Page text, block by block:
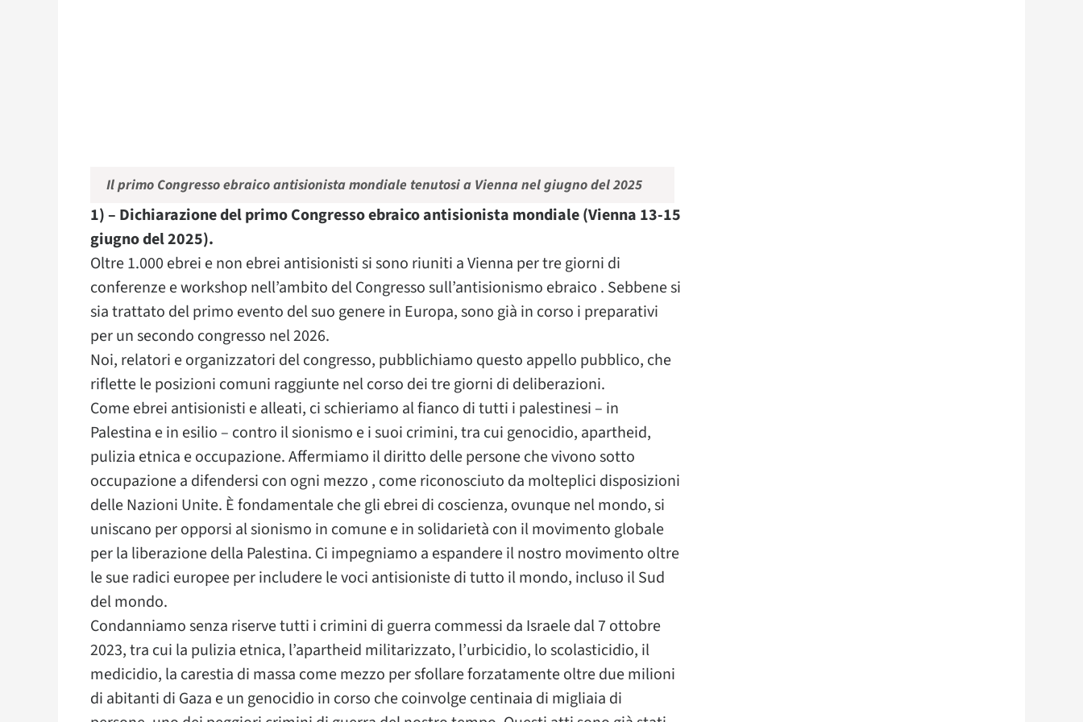
Il primo Congresso ebraico antisionista mondiale tenutosi a Vienna nel giugno del 2025
1) – Dichiarazione del primo Congresso ebraico antisionista mondiale (Vienna 13-15
giugno del 2025).
Oltre 1.000 ebrei e non ebrei antisionisti si sono riuniti a Vienna per tre giorni di
conferenze e workshop nell’ambito del Congresso sull’antisionismo ebraico . Sebbene si
sia trattato del primo evento del suo genere in Europa, sono già in corso i preparativi
per un secondo congresso nel 2026.
Noi, relatori e organizzatori del congresso, pubblichiamo questo appello pubblico, che
riflette le posizioni comuni raggiunte nel corso dei tre giorni di deliberazioni.
Come ebrei antisionisti e alleati, ci schieriamo al fianco di tutti i palestinesi – in
Palestina e in esilio – contro il sionismo e i suoi crimini, tra cui genocidio, apartheid,
pulizia etnica e occupazione. Affermiamo il diritto delle persone che vivono sotto
occupazione a difendersi con ogni mezzo , come riconosciuto da molteplici disposizioni
delle Nazioni Unite. È fondamentale che gli ebrei di coscienza, ovunque nel mondo, si
uniscano per opporsi al sionismo in comune e in solidarietà con il movimento globale
per la liberazione della Palestina. Ci impegniamo a espandere il nostro movimento oltre
le sue radici europee per includere le voci antisioniste di tutto il mondo, incluso il Sud
del mondo.
Condanniamo senza riserve tutti i crimini di guerra commessi da Israele dal 7 ottobre
2023, tra cui la pulizia etnica, l’apartheid militarizzato, l’urbicidio, lo scolasticidio, il
medicidio, la carestia di massa come mezzo per sfollare forzatamente oltre due milioni
di abitanti di Gaza e un genocidio in corso che coinvolge centinaia di migliaia di